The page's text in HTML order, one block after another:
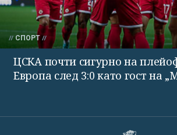
СПОРТ
ЦСКА почти сигурно на
Европа след 3:0 като гост на